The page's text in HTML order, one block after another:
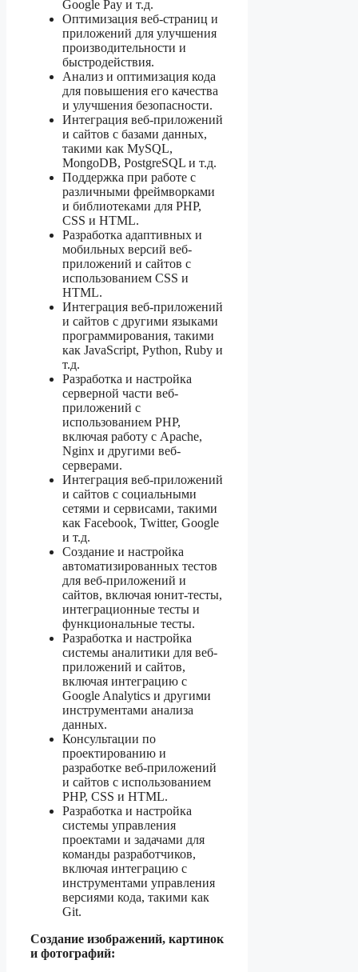
Google Pay и т.д.
Оптимизация веб-страниц и
приложений для улучшения
производительности и
быстродействия.
Анализ и оптимизация кода
для повышения его качества
и улучшения безопасности.
Интеграция веб-приложений
и сайтов с базами данных,
такими как MySQL,
MongoDB, PostgreSQL и т.д.
Поддержка при работе с
различными фреймворками
и библиотеками для PHP,
CSS и HTML.
Разработка адаптивных и
мобильных версий веб-
приложений и сайтов с
использованием CSS и
HTML.
Интеграция веб-приложений
и сайтов с другими языками
программирования, такими
как JavaScript, Python, Ruby и
т.д.
Разработка и настройка
серверной части веб-
приложений с
использованием PHP,
включая работу с Apache,
Nginx и другими веб-
серверами.
Интеграция веб-приложений
и сайтов с социальными
сетями и сервисами, такими
как Facebook, Twitter, Google
и т.д.
Создание и настройка
автоматизированных тестов
для веб-приложений и
сайтов, включая юнит-тесты,
интеграционные тесты и
функциональные тесты.
Разработка и настройка
системы аналитики для веб-
приложений и сайтов,
включая интеграцию с
Google Analytics и другими
инструментами анализа
данных.
Консультации по
проектированию и
разработке веб-приложений
и сайтов с использованием
PHP, CSS и HTML.
Разработка и настройка
системы управления
проектами и задачами для
команды разработчиков,
включая интеграцию с
инструментами управления
версиями кода, такими как
Git.
Создание изображений, картинок
и фотографий: